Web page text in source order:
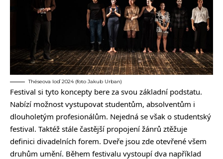
Théseova loď 2024 (foto Jakub Urban)
Festival si tyto koncepty bere za svou základní podstatu.
Nabízí možnost vystupovat studentům, absolventům i
dlouholetým profesionálům. Nejedná se však o studentský
festival. Taktéž stále častější propojení žánrů ztěžuje
definici divadelních forem. Dveře jsou zde otevřené všem
druhům umění. Během festivalu vystoupí dva například